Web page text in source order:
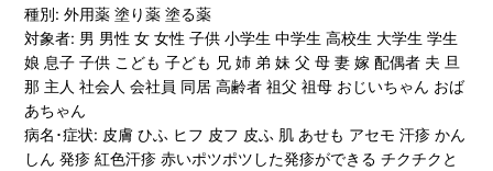
種別: 外用薬 塗り薬 塗る薬
対象者: 男 男性 女 女性 子供 小学生 中学生 高校生 大学生 学生
娘 息子 子供 こども 子ども 兄 姉 弟 妹 父 母 妻 嫁 配偶者 夫 旦
那 主人 社会人 会社員 同居 高齢者 祖父 祖母 おじいちゃん おば
あちゃん
病名･症状: 皮膚 ひふ ヒフ 皮フ 皮ふ 肌 あせも アセモ 汗疹 かん
しん 発疹 紅色汗疹 赤いポツポツした発疹ができる チクチクと